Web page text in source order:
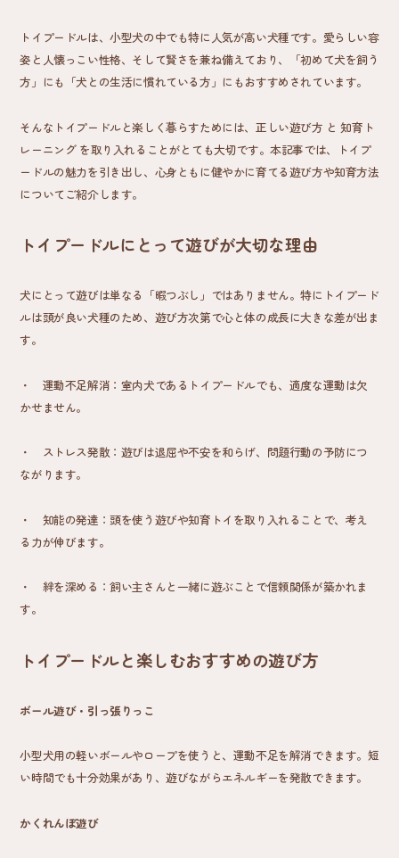
トイプードルは、小型犬の中でも特に人気が高い犬種です。愛らしい容
姿と人懐っこい性格、そして賢さを兼ね備えており、「初めて犬を飼う
方」にも「犬との生活に慣れている方」にもおすすめされています。
そんなトイプードルと楽しく暮らすためには、正しい遊び方 と知育ト
レーニングを取り入れることがとても大切です。本記事では、トイプ
ードルの魅力を引き出し、心身ともに健やかに育てる遊び方や知育方法
についてご紹介します。
トイプードルにとって遊びが大切な理由
犬にとって遊びは単なる「暇つぶし」ではありません。特にトイプード
ルは頭が良い犬種のため、遊び方次第で心と体の成長に大きな差が出ま
す。
・ 運動不足解消 ：室内犬であるトイプードルでも、適度な運動は欠
かせません。
・ ストレス発散：遊びは退屈や不安を和らげ、問題行動の予防につ
ながります。
・ 知能の発達 ：頭を使う遊びや知育トイを取り入れることで、考え
る力が伸びます。
・ 絆を深める ：飼い主さんと一緒に遊ぶことで信頼関係が築かれま
す。
トイプードルと楽しむおすすめの遊び方
ボール遊び・引っ張りっこ
小型犬用の軽いボールやロープを使うと、運動不足を解消できます。短
い時間でも十分効果があり、遊びながらエネルギーを発散できます。
かくれんぼ遊び